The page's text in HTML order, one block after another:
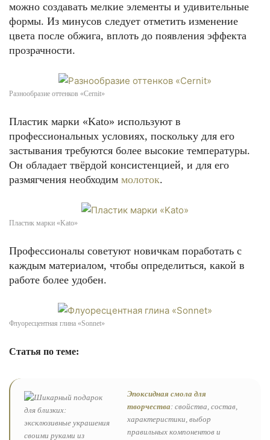
можно создавать мелкие элементы и удивительные
формы. Из минусов следует отметить изменение
цвета после обжига, вплоть до появления эффекта
прозрачности.
Разнообразие оттенков «Cernit»
Пластик марки «Kato» используют в
профессиональных условиях, поскольку для его
застывания требуются более высокие температуры.
Он обладает твёрдой консистенцией, и для его
размягчения необходим молоток.
Пластик марки «Kato»
Профессионалы советуют новичкам поработать с
каждым материалом, чтобы определиться, какой в
работе более удобен.
Флуоресцентная глина «Sonnet»
Статья по теме:
Эпоксидная смола для
творчества: свойства, состав,
характеристики, выбор
правильных компонентов и